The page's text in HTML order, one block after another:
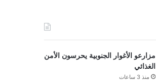
مزارعو الأغوار الجنوبية يحرسون الأمن
الغذائي
منذ 3 ساعات